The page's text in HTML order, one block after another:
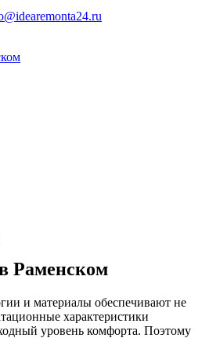
Раменском
и материалы обеспечивают не
характеристики
уровень комфорта. Поэтому